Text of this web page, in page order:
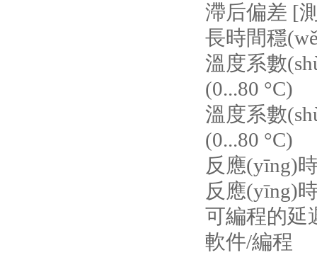
滯后偏差 [
長時間穩
溫度系數
(0...80 °C)
溫度系數
(0...80 °C)
反應(yīng)
反應(yīng)
可編程的延
軟件/編程